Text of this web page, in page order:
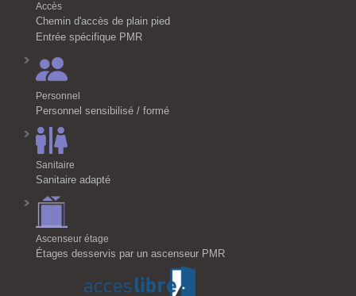
Accès
Chemin d'accès de plain pied
Entrée spécifique PMR
Personnel
Personnel sensibilisé / formé
Sanitaire
Sanitaire adapté
Ascenseur étage
Étages desservis par un ascenseur PMR